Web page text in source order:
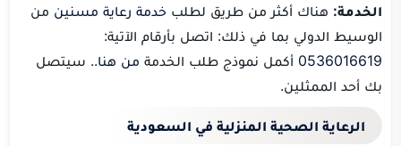
الخدمة: هناك أكثر من طريق لطلب خدمة رعاية مسنين من
الوسيط الدولي بما في ذلك: اتصل بأرقام الآتية:
0536016619 أكمل نموذج طلب الخدمة من هنا.. سيتصل
بك أحد الممثلين.
الرعاية الصحية المنزلية في السعودية